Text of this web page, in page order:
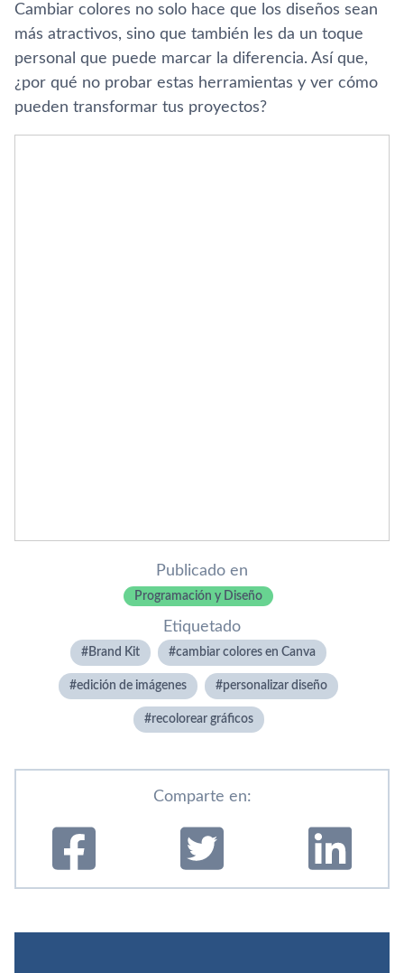
Cambiar colores no solo hace que los diseños sean
más atractivos, sino que también les da un toque
personal que puede marcar la diferencia. Así que,
¿por qué no probar estas herramientas y ver cómo
pueden transformar tus proyectos?
Publicado en
Programación y Diseño
Etiquetado
Brand Kit cambiar colores en Canva
edición de imágenes personalizar diseño
recolorear gráficos
Comparte en: